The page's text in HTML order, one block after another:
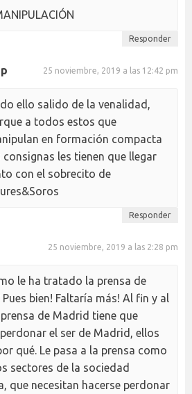
Responder
25 noviembre, 2019 a las 12:42 pm
ello salido de la venalidad,
a todos estos que
en formación compacta
consignas les tienen que llegar
con el sobrecito de
Responder
25 noviembre, 2019 a las 2:28 pm
le ha tratado la prensa de
bien! Faltaría más! Al fin y al
de Madrid tiene que
el ser de Madrid, ellos
qué. Le pasa a la prensa como
sectores de la sociedad
que necesitan hacerse perdonar